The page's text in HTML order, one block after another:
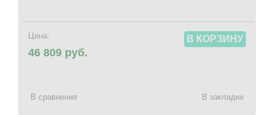
Цена:
46 809 руб.
В КОРЗИНУ
В сравнения В закладки